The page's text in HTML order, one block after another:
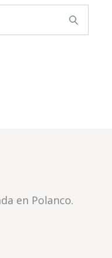
en Polanco.